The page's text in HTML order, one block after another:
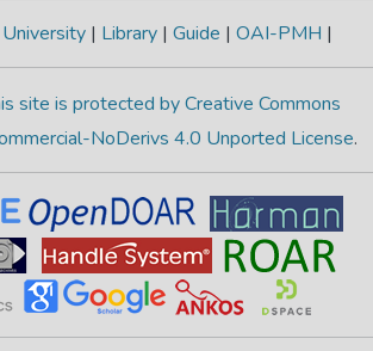
| Library | Guide | OAI-PMH |
site is protected by Creative Commons
NoDerivs 4.0 Unported License.